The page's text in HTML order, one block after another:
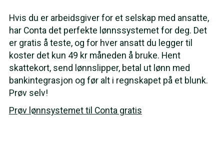
Hvis du er arbeidsgiver for et selskap med ansatte,
har Conta det perfekte lønnssystemet for deg. Det
er gratis å teste, og for hver ansatt du legger til
koster det kun 49 kr måneden å bruke. Hent
skattekort, send lønnslipper, betal ut lønn med
bankintegrasjon og før alt i regnskapet på et blunk.
Prøv selv!
Prøv lønnsystemet til Conta gratis